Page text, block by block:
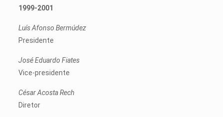
1999-2001
Luís Afonso Bermúdez
Presidente
José Eduardo Fiates
Vice-presidente
César Acosta Rech
Diretor